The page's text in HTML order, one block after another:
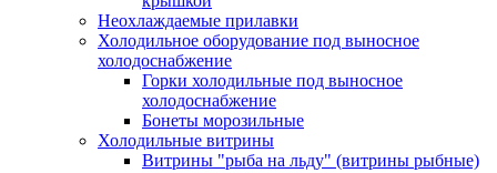
Неохлаждаемые прилавки
Холодильное оборудование под выносное
холодоснабжение
Горки холодильные под выносное
холодоснабжение
Бонеты морозильные
Холодильные витрины
Витрины "рыба на льду" (витрины рыбные)